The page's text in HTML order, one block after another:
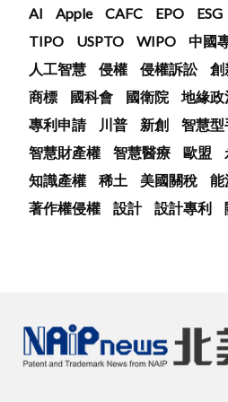
AI Apple CAFC EPO ESG
TIPO
USPTO WIPO 中國
人工智慧
侵權 侵權訴訟 創
商標
國科會 國衛院 地緣政
專利申請
川普 新創 智慧型
智慧財產權
智慧醫療 歐盟
知識產權
稀土 美國關稅 能
著作權侵權
設計 設計專利